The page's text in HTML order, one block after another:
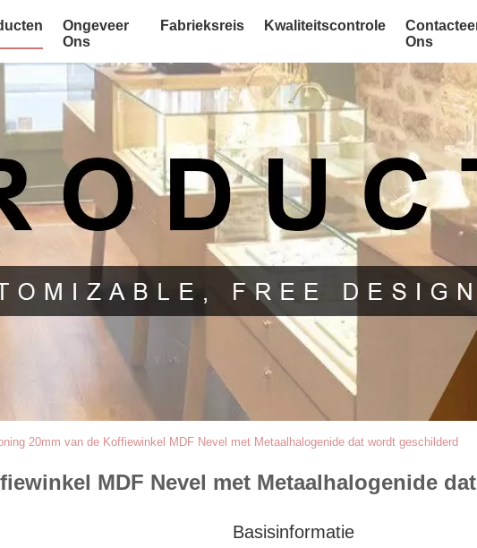
Ongeveer
Ons
Fabrieksreis Kwaliteitscontrole
Ons
20mm van de Koffiewinkel MDF Nevel met Metaalhalogenide dat wordt geschilderd
MDF Nevel met Metaalhalogenide
Basisinformatie